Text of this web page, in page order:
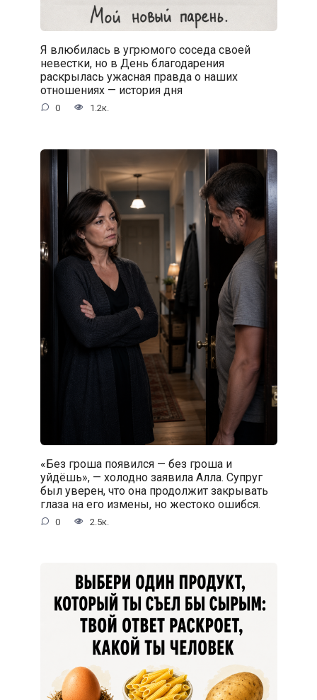
Я влюбилась в угрюмого соседа своей
невестки, но в День благодарения
раскрылась ужасная правда о наших
отношениях — история дня
0 1.2к.
«Без гроша появился — без гроша и
уйдёшь», — холодно заявила Алла. Супруг
был уверен, что она продолжит закрывать
глаза на его измены, но жестоко ошибся.
0 2.5к.